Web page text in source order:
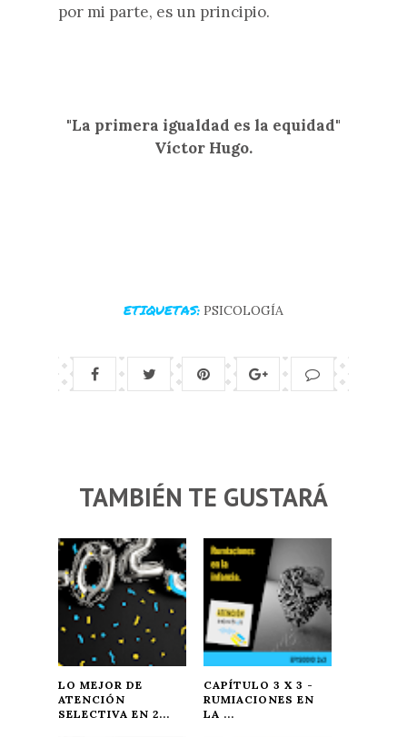
por mi parte, es un principio.
"La primera igualdad es la equidad"
Víctor Hugo.
ETIQUETAS: PSICOLOGÍA
TAMBIÉN TE GUSTARÁ
LO MEJOR DE
ATENCIÓN
SELECTIVA EN 2...
CAPÍTULO 3 X 3 -
RUMIACIONES EN
LA ...